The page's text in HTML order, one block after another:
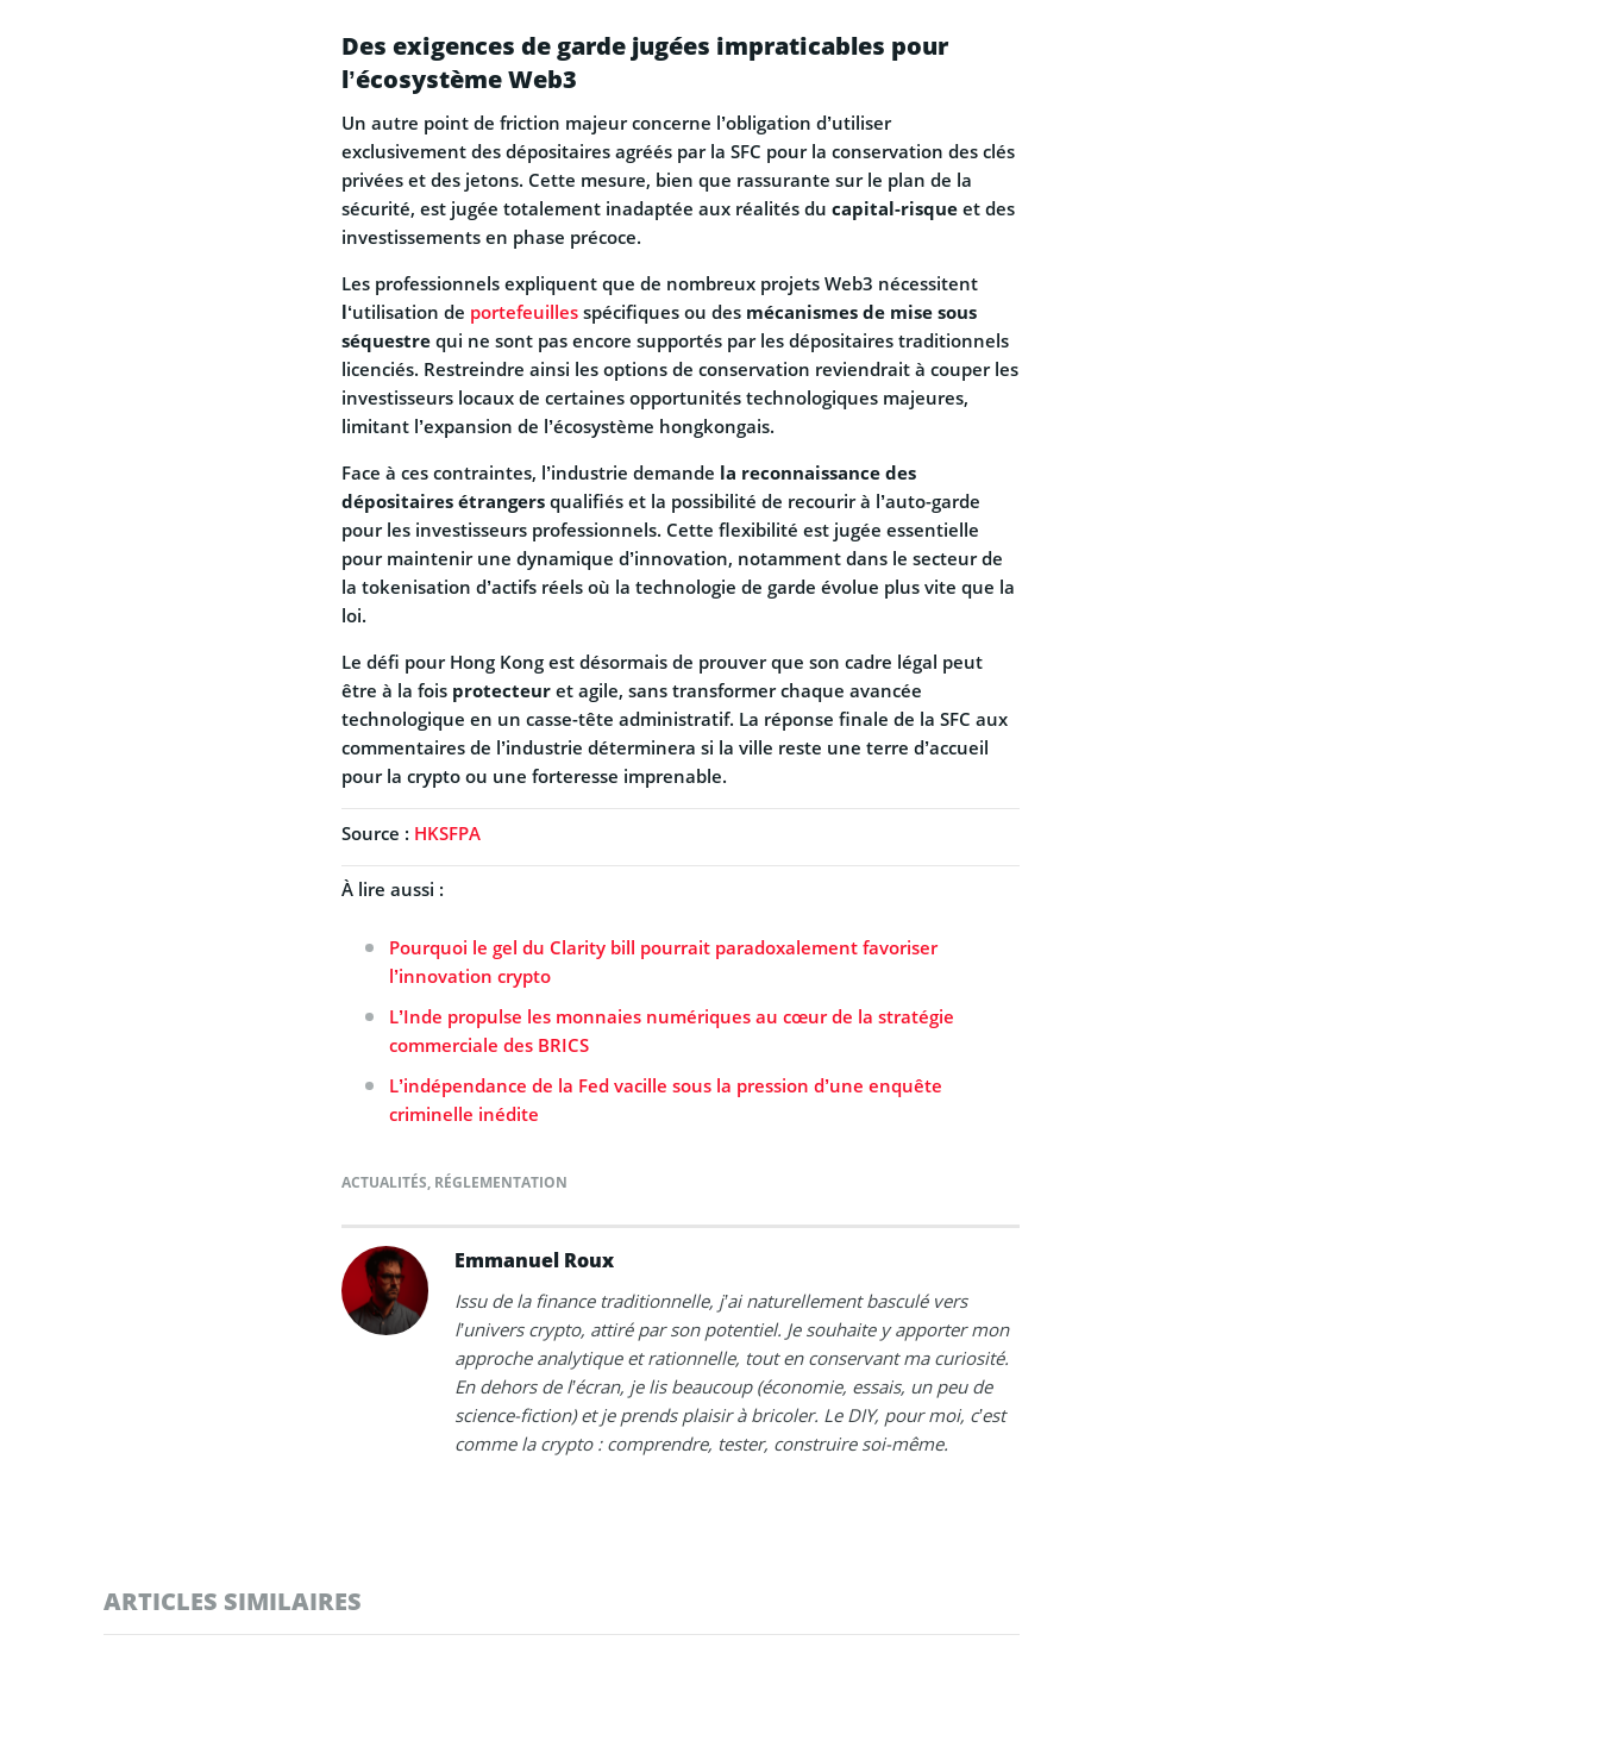
Des exigences de garde jugées impraticables pour
l’écosystème Web3
Un autre point de friction majeur concerne l’obligation d’utiliser
exclusivement des dépositaires agréés par la SFC pour la conservation des clés
privées et des jetons. Cette mesure, bien que rassurante sur le plan de la
sécurité, est jugée totalement inadaptée aux réalités du capital-risque et des
investissements en phase précoce.
Les professionnels expliquent que de nombreux projets Web3 nécessitent
l‘utilisation de portefeuilles spécifiques ou des mécanismes de mise sous
séquestre qui ne sont pas encore supportés par les dépositaires traditionnels
licenciés. Restreindre ainsi les options de conservation reviendrait à couper les
investisseurs locaux de certaines opportunités technologiques majeures,
limitant l’expansion de l’écosystème hongkongais.
Face à ces contraintes, l’industrie demande la reconnaissance des
dépositaires étrangers qualifiés et la possibilité de recourir à l’auto-garde
pour les investisseurs professionnels. Cette flexibilité est jugée essentielle
pour maintenir une dynamique d’innovation, notamment dans le secteur de
la tokenisation d’actifs réels où la technologie de garde évolue plus vite que la
loi.
Le défi pour Hong Kong est désormais de prouver que son cadre légal peut
être à la fois protecteur et agile, sans transformer chaque avancée
technologique en un casse-tête administratif. La réponse finale de la SFC aux
commentaires de l’industrie déterminera si la ville reste une terre d’accueil
pour la crypto ou une forteresse imprenable.
Source : HKSFPA
À lire aussi :
Pourquoi le gel du Clarity bill pourrait paradoxalement favoriser
l’innovation crypto
L’Inde propulse les monnaies numériques au cœur de la stratégie
commerciale des BRICS
L’indépendance de la Fed vacille sous la pression d’une enquête
criminelle inédite
ACTUALITÉS, RÉGLEMENTATION
Emmanuel Roux
Issu de la finance traditionnelle, j’ai naturellement basculé vers
l’univers crypto, attiré par son potentiel. Je souhaite y apporter mon
approche analytique et rationnelle, tout en conservant ma curiosité.
En dehors de l’écran, je lis beaucoup (économie, essais, un peu de
science-fiction) et je prends plaisir à bricoler. Le DIY, pour moi, c’est
comme la crypto : comprendre, tester, construire soi-même.
ARTICLES SIMILAIRES